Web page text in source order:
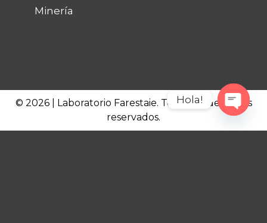
Minería
© 2026 | Laboratorio Farestaie. Todos los derechos
reservados.
Hola!